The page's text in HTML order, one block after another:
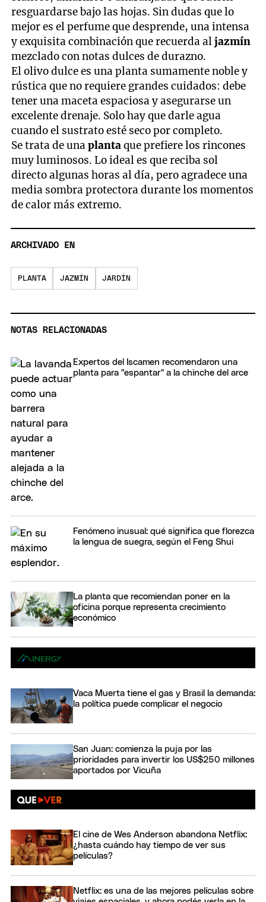
resguardarse bajo las hojas. Sin dudas que lo
mejor es el perfume que desprende, una intensa
y exquisita combinación que recuerda aljazmín
mezclado con notas dulces de durazno.
El olivo dulce es una planta sumamente noble y
rústica que no requiere grandes cuidados: debe
tener una maceta espaciosa y asegurarse un
excelente drenaje. Solo hay que darle agua
cuando el sustrato esté seco por completo.
Se trata de unaplantaque prefiere los rincones
muy luminosos. Lo ideal es que reciba sol
directo algunas horas al día, pero agradece una
media sombra protectora durante los momentos
de calor más extremo.
ARCHIVADO EN
PLANTA JAZMÍN JARDÍN
NOTAS RELACIONADAS
Expertos del Iscamen recomendaron una
planta para "espantar" a la chinche del arce
Fenómeno inusual: qué significa que florezca
la lengua de suegra, según el Feng Shui
La planta que recomiendan poner en la
oficina porque representa crecimiento
económico
Vaca Muerta tiene el gas y Brasil la demanda:
la política puede complicar el negocio
San Juan: comienza la puja por las
prioridades para invertir los US$250 millones
aportados por Vicuña
El cine de Wes Anderson abandona Netflix:
¿hasta cuándo hay tiempo de ver sus
películas?
Netflix: es una de las mejores películas sobre